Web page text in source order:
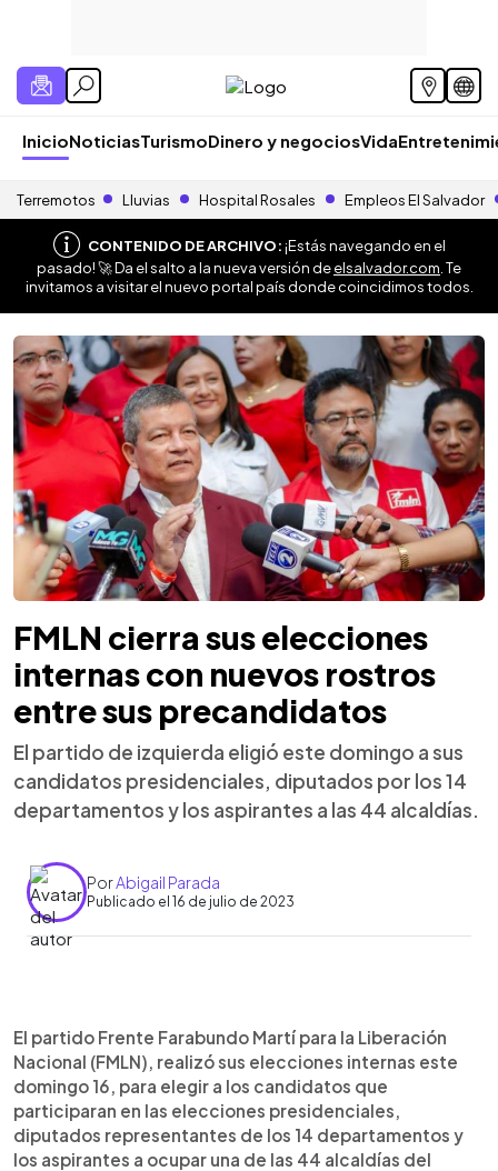
InicioNoticiasTurismoDinero y negociosVida
Terremotos Lluvias Hospital Rosales Empleos El Salvador
CONTENIDO DE ARCHIVO:¡Estás navegando en el
pasado! 🚀 Da el salto a la nueva versión deelsalvador.com . Te
invitamos a visitar el nuevo portal país donde coincidimos todos.
FMLN cierra sus elecciones
internas con nuevos rostros
entre sus precandidatos
El partido de izquierda eligió este domingo a sus
candidatos presidenciales, diputados por los 14
departamentos y los aspirantes a las 44 alcaldías.
PorAbigail Parada
Publicado el 16 de julio de 2023
► Escuchar artículo
El partido Frente Farabundo Martí para la Liberación
Nacional (FMLN), realizó sus elecciones internas este
domingo 16, para elegir a los candidatos que
participaran en las elecciones presidenciales,
diputados representantes de los 14 departamentos y
los aspirantes a ocupar una de las 44 alcaldías del